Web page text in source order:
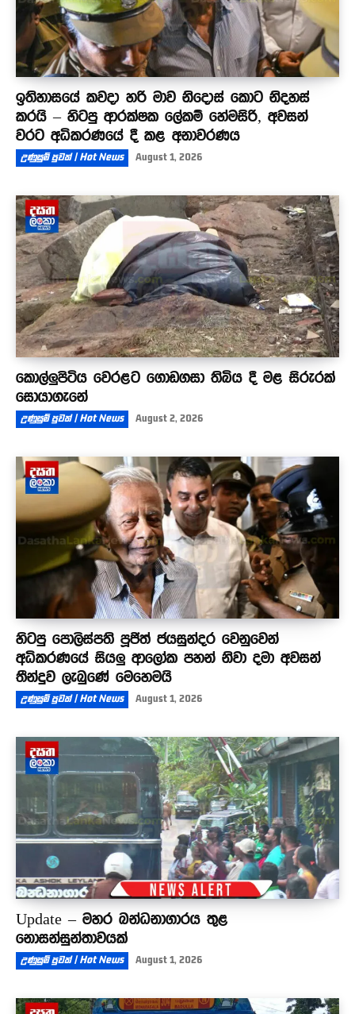
ඉතිහාසයේ කවදා හරි මාව නිදොස් කොට නිදහස්
කරයි – හිටපු ආරක්ෂක ලේකම් හේමසිරි, අවසන්
වරට අධිකරණයේ දී කළ අනාවරණය
උණුසුම් පුවත් | Hot News August 1, 2026
කොල්ලුපිටිය වෙරළට ගොඩගසා තිබිය දී මළ සිරුරක්
සොයාගැනේ
උණුසුම් පුවත් | Hot News August 2, 2026
හිටපු පොලිස්පති පූජිත් ජයසුන්දර වෙනුවෙන්
අධිකරණයේ සියලු ආලෝක පහන් නිවා දමා අවසන්
තීන්දුව ලැබුණේ මෙහෙමයි
උණුසුම් පුවත් | Hot News August 1, 2026
Update – මහර බන්ධනාගාරය තුළ
නොසන්සුන්තාවයක්
උණුසුම් පුවත් | Hot News August 1, 2026